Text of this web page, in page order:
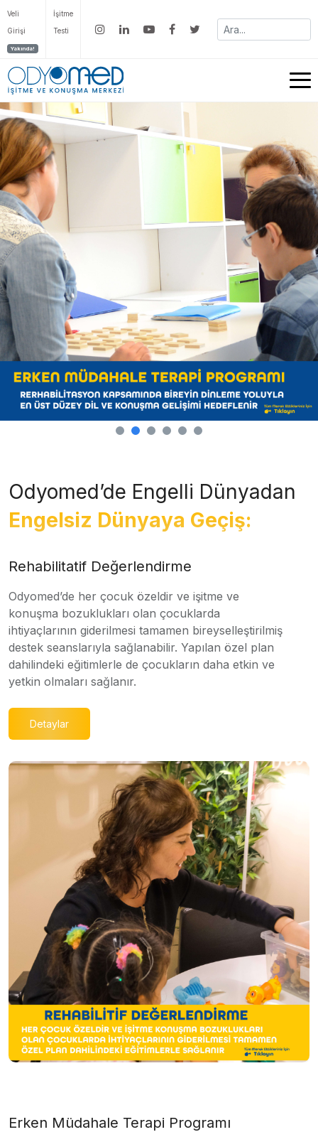
Veli
Girişi
Yakında!
İşitme
Testi
Odyomed’de Engelli Dünyadan
Engelsiz Dünyaya Geçiş:
Rehabilitatif Değerlendirme
Odyomed’de her çocuk özeldir ve işitme ve
konuşma bozuklukları olan çocuklarda
ihtiyaçlarının giderilmesi tamamen bireyselleştirilmiş
destek seanslarıyla sağlanabilir. Yapılan özel plan
dahilindeki eğitimlerle de çocukların daha etkin ve
yetkin olmaları sağlanır.
Detaylar
Erken Müdahale Terapi Programı